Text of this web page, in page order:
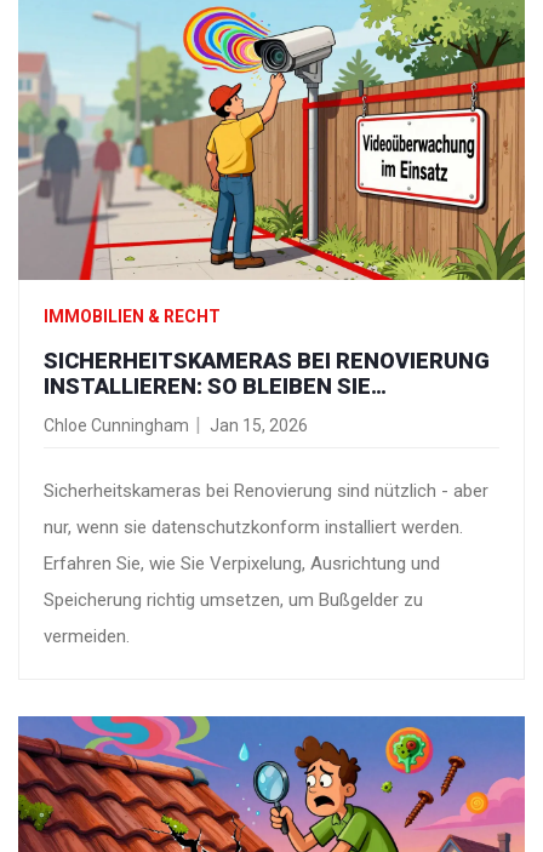
IMMOBILIEN & RECHT
SICHERHEITSKAMERAS BEI RENOVIERUNG
INSTALLIEREN: SO BLEIBEN SIE
DATENSCHUTZKONFORM
Chloe Cunningham Jan 15, 2026
Sicherheitskameras bei Renovierung sind nützlich - aber
nur, wenn sie datenschutzkonform installiert werden.
Erfahren Sie, wie Sie Verpixelung, Ausrichtung und
Speicherung richtig umsetzen, um Bußgelder zu
vermeiden.